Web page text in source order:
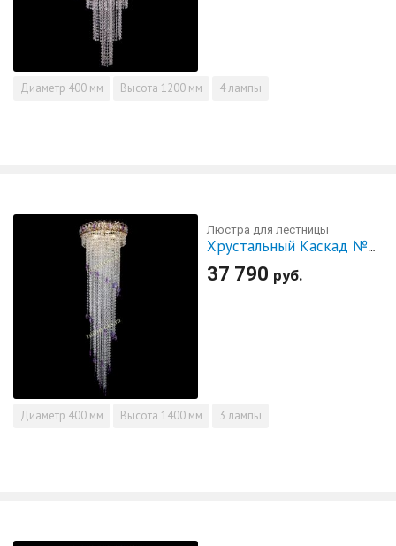
Диаметр 400 мм Высота 1200 мм 4 лампы
Люстра для лестницы
Хрустальный Каскад №5 фиолетовый
37 790 руб.
Диаметр 400 мм Высота 1400 мм 3 лампы